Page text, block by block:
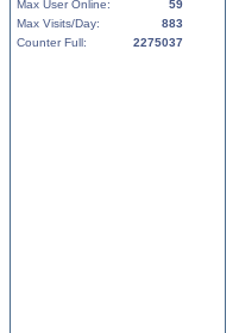
Max User Online:
59
Max Visits/Day:
883
Counter Full:
2275037